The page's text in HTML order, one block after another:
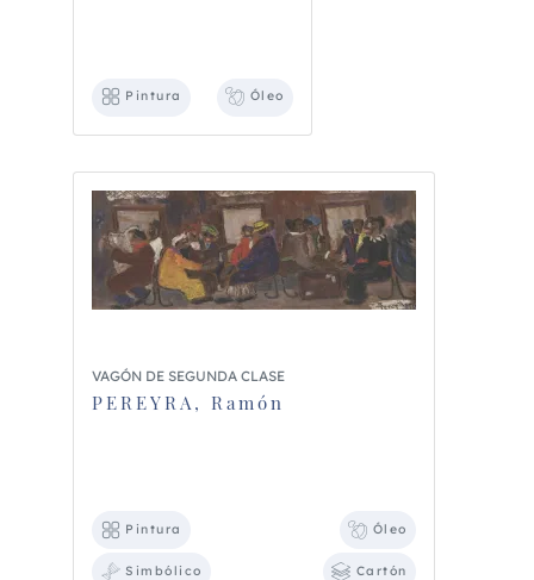
Pintura Óleo
VAGÓN DE SEGUNDA CLASE
PEREYRA, Ramón
Pintura Óleo
Simbólico Cartón